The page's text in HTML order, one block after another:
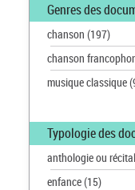
Genres des
chanson (197)
chanson
musique classique
Typologie des
anthologie ou récital
enfance(15)